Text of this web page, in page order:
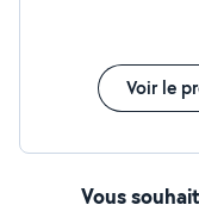
Voir le
Vous